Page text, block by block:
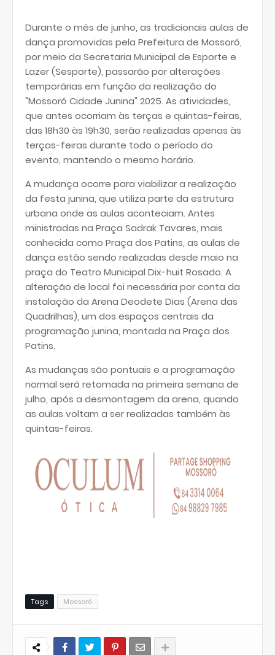
Durante o mês de junho, as tradicionais aulas de
dança promovidas pela Prefeitura de Mossoró,
por meio da Secretaria Municipal de Esporte e
Lazer (Sesporte), passarão por alterações
temporárias em função da realização do
"Mossoró Cidade Junina" 2025. As atividades,
que antes ocorriam às terças e quintas-feiras,
das 18h30 às 19h30, serão realizadas apenas às
terças-feiras durante todo o período do
evento, mantendo o mesmo horário.
A mudança ocorre para viabilizar a realização
da festa junina, que utiliza parte da estrutura
urbana onde as aulas aconteciam. Antes
ministradas na Praça Sadrak Tavares, mais
conhecida como Praça dos Patins, as aulas de
dança estão sendo realizadas desde maio na
praça do Teatro Municipal Dix-huit Rosado. A
alteração de local foi necessária por conta da
instalação da Arena Deodete Dias (Arena das
Quadrilhas), um dos espaços centrais da
programação junina, montada na Praça dos
Patins.
As mudanças são pontuais e a programação
normal será retomada na primeira semana de
julho, após a desmontagem da arena, quando
as aulas voltam a ser realizadas também às
quintas-feiras.
Tags Mossoró